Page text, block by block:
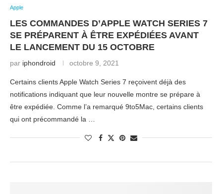
Apple
LES COMMANDES D’APPLE WATCH SERIES 7
SE PRÉPARENT À ÊTRE EXPÉDIÉES AVANT
LE LANCEMENT DU 15 OCTOBRE
par iphondroid octobre 9, 2021
Certains clients Apple Watch Series 7 reçoivent déjà des
notifications indiquant que leur nouvelle montre se prépare à
être expédiée. Comme l’a remarqué 9to5Mac, certains clients
qui ont précommandé la …